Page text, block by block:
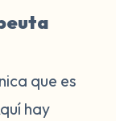
que es
hay